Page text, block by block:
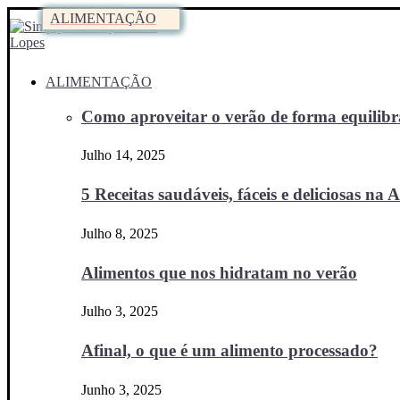
ALIMENTAÇÃO
Como aproveitar o verão de forma
Julho 14, 2025
5 Receitas saudáveis, fáceis e deliciosas na
Julho 8, 2025
Alimentos que nos hidratam no verão
Julho 3, 2025
Afinal, o que é um alimento processado?
Junho 3, 2025
ALIMENTAÇÃO
ALIMENTAÇÃO
ALIMENTAÇÃO
SAÚDE
ALIMENTAÇÃO
ALIMENTAÇÃO